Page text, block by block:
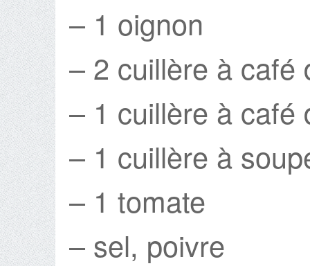
– 1 oignon
– 2 cuillère à café
– 1 cuillère à café
– 1 cuillère à
– 1 tomate
– sel, poivre